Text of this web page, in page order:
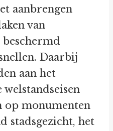
aanbrengen
van
Daarbij
aan het
welstandseisen
op monumenten
stadsgezicht, het